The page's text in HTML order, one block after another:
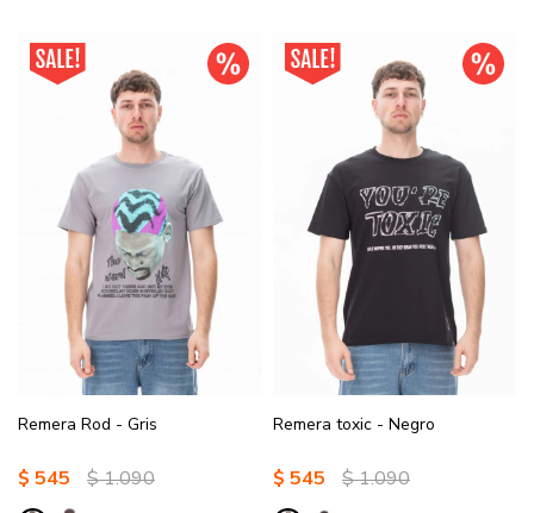
Remera Rod - Gris
$ 545 $1.090
Remera toxic - Negro
$ 545 $1.090